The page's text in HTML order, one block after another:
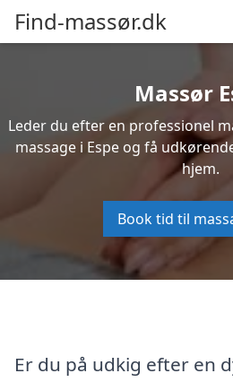
Find-massør.dk
Massør
Leder du efter en professionel
massage i Espe og få
hjem.
Book tid til
Er du på udkig efter en